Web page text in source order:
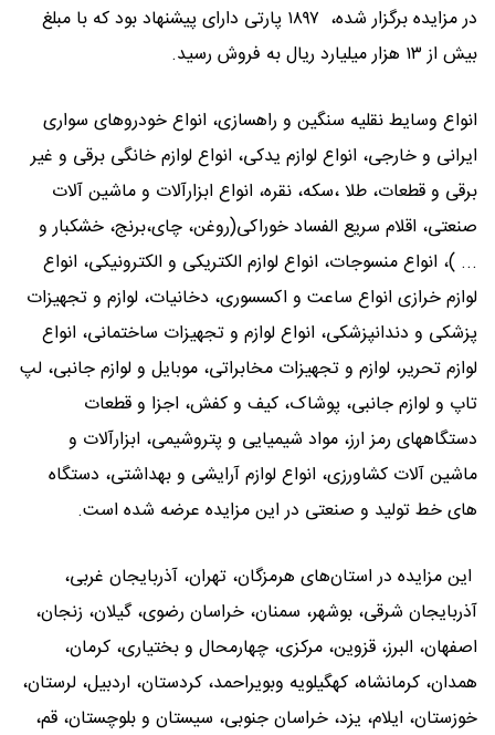
در مزایده برگزار شده، ۱۸۹۷ پارتی دارای پیشنهاد بود که با مبلغ
بیش از ۱۳ هزار میلیارد ریال به فروش رسید.
انواع وسایط نقلیه سنگین و راهسازی، انواع خودروهای سواری
ایرانی و خارجی، انواع لوازم یدکی، انواع لوازم خانگی برقی و غیر
برقی و قطعات، طلا ،سکه، نقره، انواع ابزارآلات و ماشین آلات
صنعتی، اقلام سریع الفساد خوراکی(روغن، چای،برنج، خشکبار و
... )، انواع منسوجات، انواع لوازم الکتریکی و الکترونیکی، انواع
لوازم خرازی انواع ساعت و اکسسوری، دخانیات، لوازم و تجهیزات
پزشکی و دندانپزشکی، انواع لوازم و تجهیزات ساختمانی، انواع
لوازم تحریر، لوازم و تجهیزات مخابراتی، موبایل و لوازم جانبی، لپ
تاپ و لوازم جانبی، پوشاک، کیف و کفش، اجزا و قطعات
دستگاههای رمز ارز، مواد شیمیایی و پتروشیمی، ابزارآلات و
ماشین آلات کشاورزی، انواع لوازم آرایشی و بهداشتی، دستگاه
های خط تولید و صنعتی در این مزایده عرضه شده است.
این مزایده در استان‌های هرمزگان، تهران، آذربایجان غربی،
آذربایجان شرقی، بوشهر، سمنان، خراسان رضوی، گیلان، زنجان،
اصفهان، البرز، قزوین، مرکزی، چهارمحال و بختیاری، کرمان،
همدان، کرمانشاه، کهگیلویه وبویراحمد، کردستان، اردبیل، لرستان،
خوزستان، ایلام، یزد، خراسان جنوبی، سیستان و بلوچستان، قم،